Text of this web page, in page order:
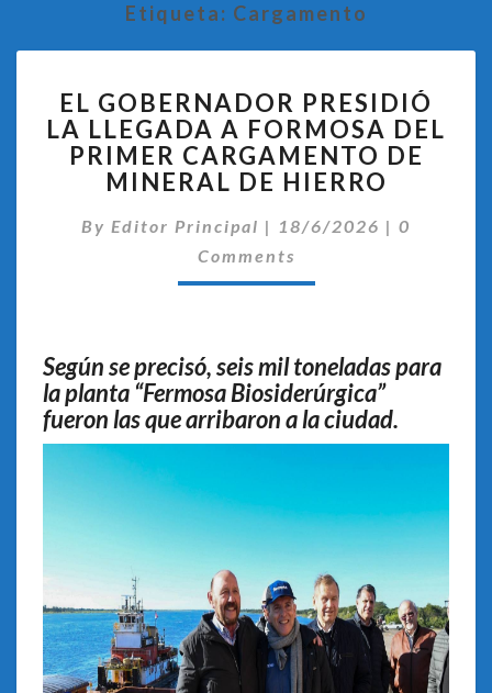
Etiqueta: Cargamento
GOBERNADOR
PRESIDIÓ
LA
LLEGADA
FORMOSA
DEL
DE
HIERRO
EL GOBERNADOR PRESIDIÓ
LA LLEGADA A FORMOSA DEL
PRIMER CARGAMENTO DE
MINERAL DE HIERRO
By Editor Principal | 18/6/2026 | 0
Comments
Según se precisó, seis mil toneladas para
la planta “Fermosa Biosiderúrgica”
fueron las que arribaron a la ciudad.